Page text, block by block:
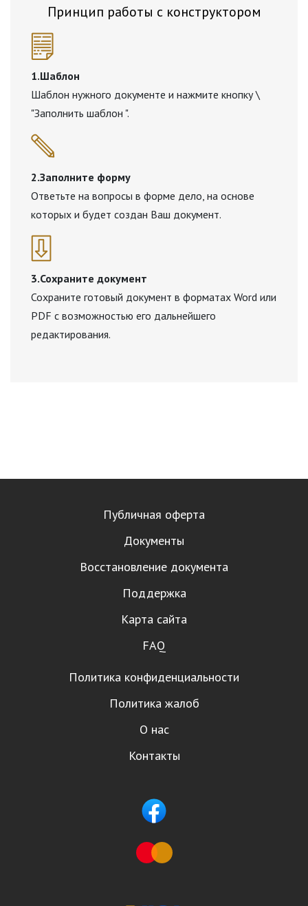
Принцип работы с конструктором
1.Шаблон
Шаблон нужного документе и нажмите кнопку \
"Заполнить шаблон ".
2.Заполните форму
Ответьте на вопросы в форме дело, на основе
которых и будет создан Ваш документ.
3.Сохраните документ
Сохраните готовый документ в форматах Word или
PDF с возможностью его дальнейшего
редактирования.
Публичная оферта
Документы
Восстановление документа
Поддержка
Карта сайта
FAQ
Политика конфиденциальности
Политика жалоб
О нас
Контакты